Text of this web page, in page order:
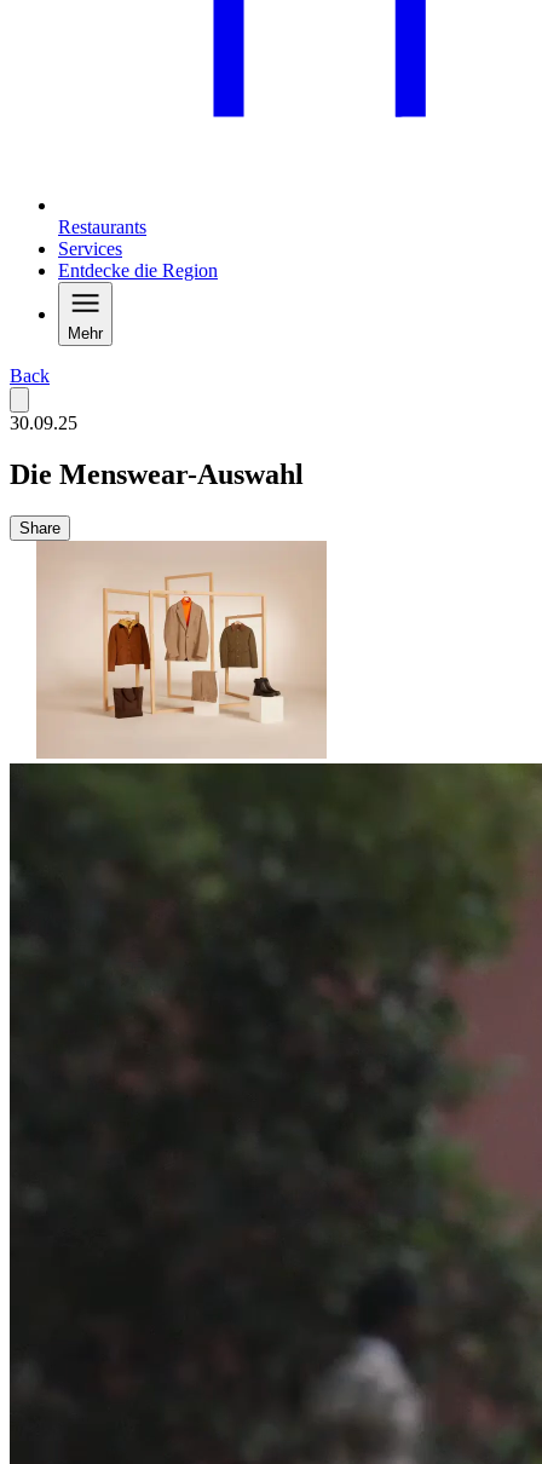
Restaurants
Services
Entdecke die Region
Mehr
Back
30.09.25
Die Menswear-Auswahl
Share